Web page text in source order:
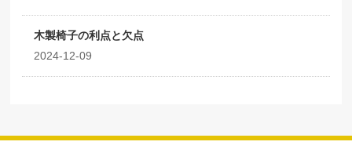
木製椅子の利点と欠点
2024-12-09